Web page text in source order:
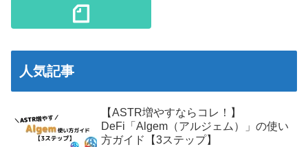
人気記事
【ASTR増やすならコレ！】
DeFi「Algem（アルジェム）」の使い
方ガイド【3ステップ】